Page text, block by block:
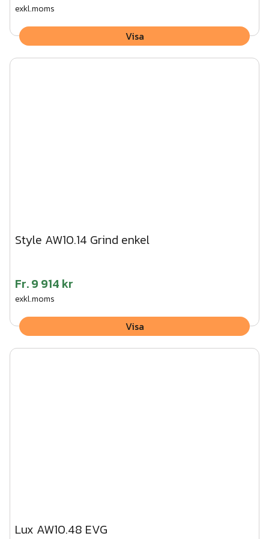
exkl.moms
Visa
Style AW10.14 Grind enkel
Fr.9 914 kr
exkl.moms
Visa
Lux AW10.48 EVG